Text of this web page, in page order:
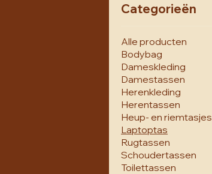
Categorieën
Alle producten
Bodybag
Dameskleding
Damestassen
Herenkleding
Herentassen
Heup- en riemtasjes
Laptoptas
Rugtassen
Schoudertassen
Toilettassen